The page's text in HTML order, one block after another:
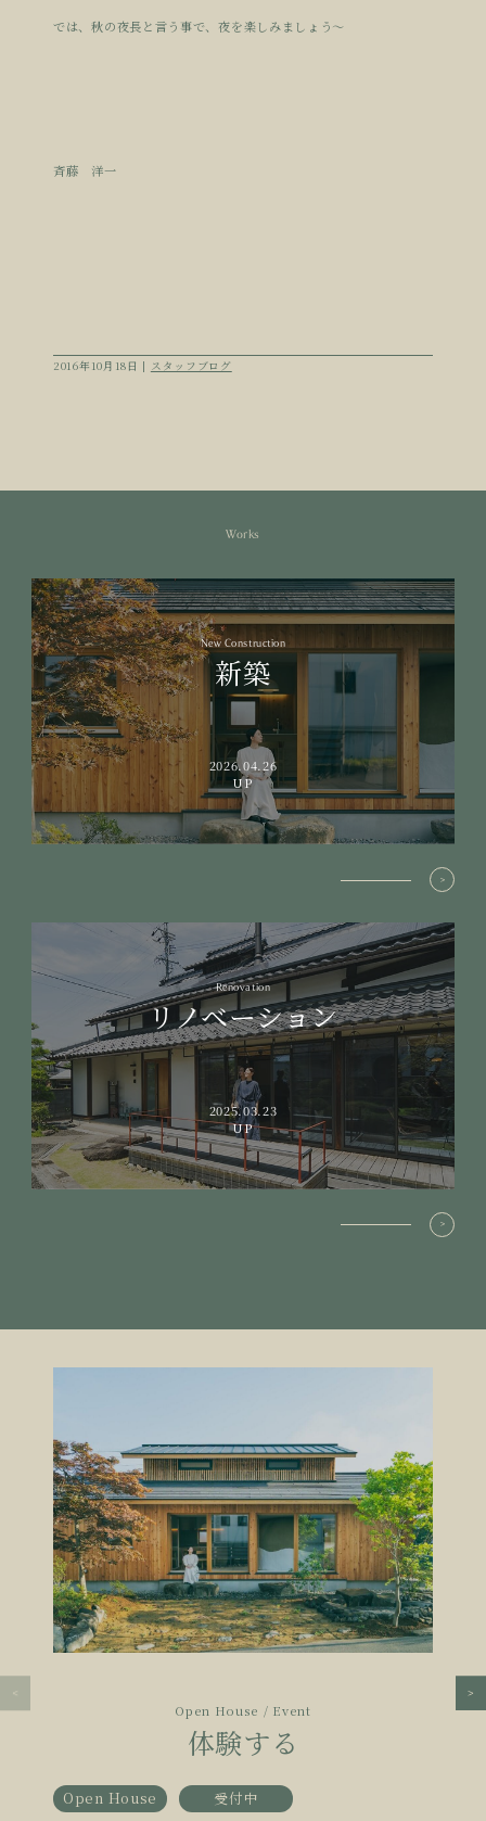
では、秋の夜長と言う事で、夜を楽しみましょう〜
斉藤 洋一
2016年10月18日 | スタッフブログ
Works
New Construction
新築
2026.04.26
UP
Renovation
リノベーション
2025.03.23
UP
Open House / Event
体験する
Open House 受付中